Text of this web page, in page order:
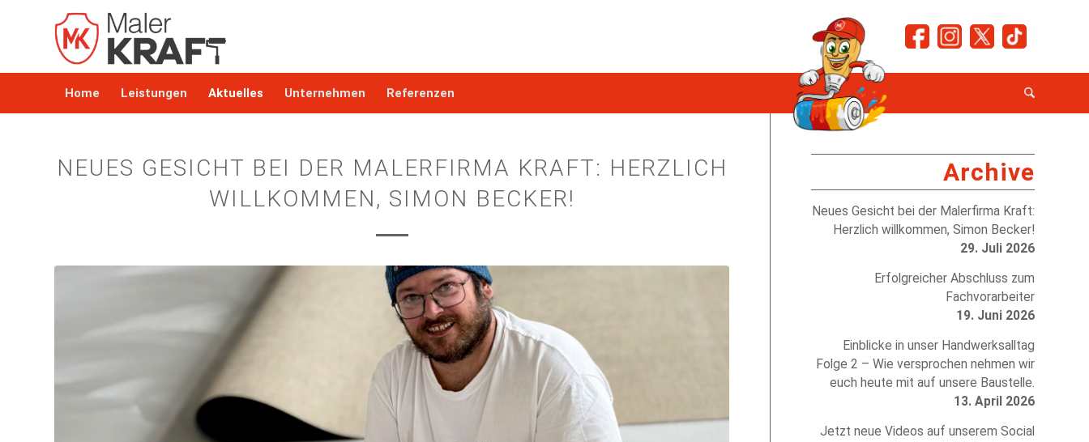
Home Leistungen Aktuelles Unternehmen Referenzen
NEUES GESICHT BEI DER MALERFIRMA KRAFT: HERZLICH
WILLKOMMEN, SIMON BECKER!
Archive
Neues Gesicht bei der Malerfirma Kraft:
Herzlich willkommen, Simon Becker!
29. Juli 2026
Erfolgreicher Abschluss zum
Fachvorarbeiter
19. Juni 2026
Einblicke in unser Handwerksalltag
Folge 2 – Wie versprochen nehmen wir
euch heute mit auf unsere Baustelle.
13. April 2026
Jetzt neue Videos auf unserem Social